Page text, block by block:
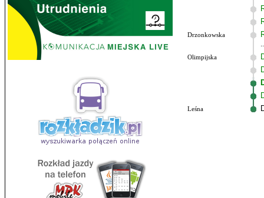
Drzonkowska
Olimpijska
Leśna